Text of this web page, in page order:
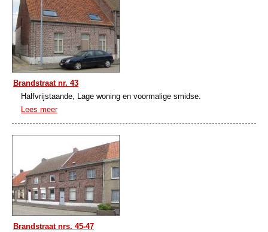
Brandstraat nr. 43
Halfvrijstaande, Lage woning en voormalige smidse.
Lees meer
Brandstraat nrs. 45-47